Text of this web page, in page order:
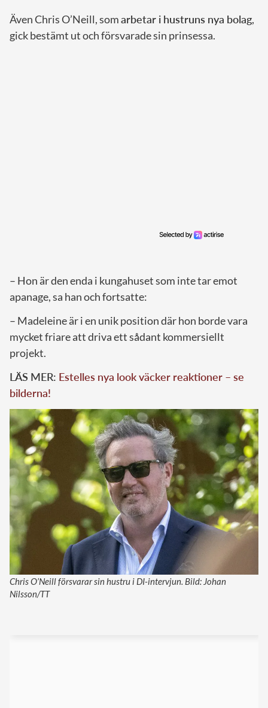
Även Chris O’Neill, somarbetar i hustruns nya bolag,
gick bestämt ut och försvarade sin prinsessa.
– Hon är den enda i kungahuset som inte tar emot
apanage, sa han och fortsatte:
– Madeleine är i en unik position där hon borde vara
mycket friare att driva ett sådant kommersiellt
projekt.
LÄS MER: Estelles nya look väcker reaktioner – se
bilderna!
Chris O’Neill försvarar sin hustru i DI-intervjun. Bild: Johan
Nilsson/TT